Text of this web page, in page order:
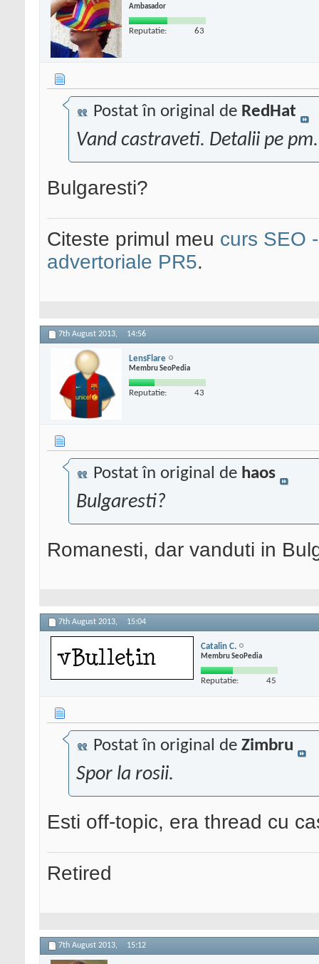
Ambasador
Reputatie: 63
Postat în original de RedHat
Vand castraveti. Detalii pe pm.
Bulgaresti?
Citeste primul meu curs SEO
advertoriale PR5.
7th August 2013, 14:56
LensFlare
Membru SeoPedia
Reputatie: 43
Postat în original de haos
Bulgaresti?
Romanesti, dar vanduti in
7th August 2013, 15:04
Catalin C.
Membru SeoPedia
Reputatie: 45
Postat în original de Zimbru
Spor la rosii.
Esti off-topic, era thread cu
Retired
7th August 2013, 15:12